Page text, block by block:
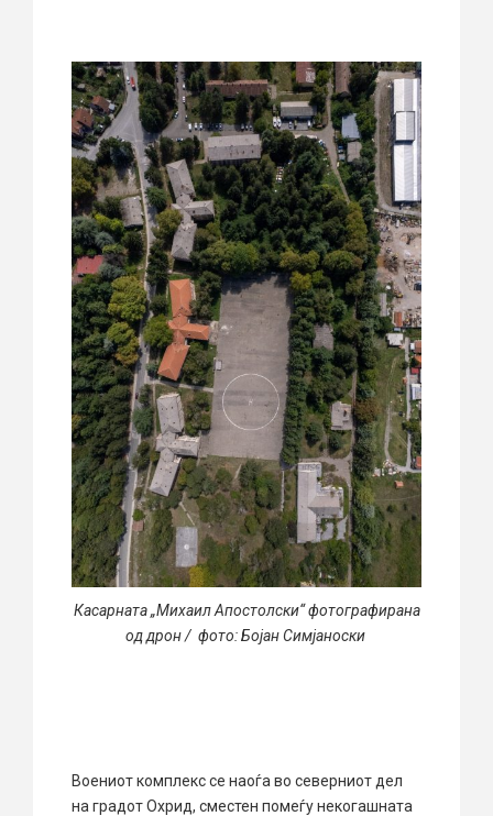
Касарната „Михаил Апостолски“ фотографирана
од дрон / фото: Бојан Симјаноски
Воениот комплекс се наоѓа во северниот дел
на градот Охрид, сместен помеѓу некогашната